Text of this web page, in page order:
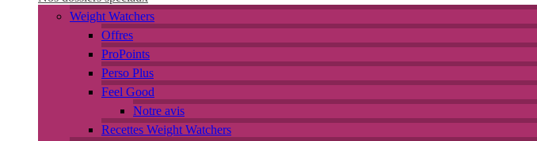
Weight Watchers
Offres
ProPoints
Perso Plus
Feel Good
Notre avis
Recettes Weight Watchers